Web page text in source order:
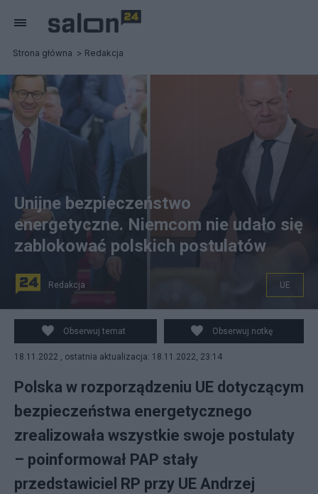
Strona główna Redakcja
Premier RP Mateusz Morawiecki, kanclerz Niemiec Olaf
Scholz. Fot. PAP/EPA/HANNIBAL HANSCHKE / Canva
Unijne bezpieczeństwo
energetyczne. Niemcom nie udało się
zablokować polskich postulatów
Redakcja UE
Obserwuj temat Obserwuj notkę
18.11.2022 , ostatnia aktualizacja: 18.11.2022, 23:14
Polska w rozporządzeniu UE dotyczącym
bezpieczeństwa energetycznego
zrealizowała wszystkie swoje postulaty
– poinformował PAP stały
przedstawiciel RP przy UE Andrzej